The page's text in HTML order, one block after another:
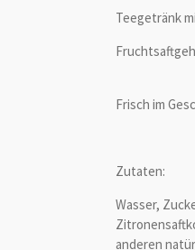
Teegetränk
Frisch im
Zutaten:
Wasser,
anderen